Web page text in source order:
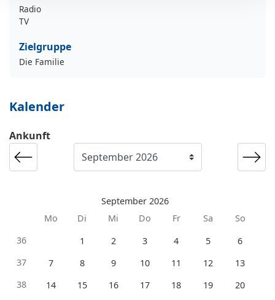
Radio
TV
Zielgruppe
Die Familie
Kalender
Ankunft
September 2026
Mo
Di Mi Do Fr Sa
So
36
1 2 3 4 5
6
37
7 8 9 10 11 12
13
38
14 15 16 17 18 19
20